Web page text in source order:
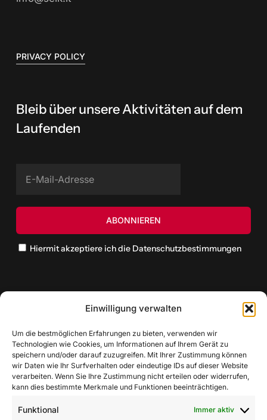
Einwilligung verwalten
Um die bestmöglichen Erfahrungen zu bieten, verwenden wir
Technologien wie Cookies, um Informationen auf Ihrem Gerät zu
speichern und/oder darauf zuzugreifen. Mit Ihrer Zustimmung können
wir Daten wie Ihr Surfverhalten oder eindeutige IDs auf dieser Website
verarbeiten. Wenn Sie Ihre Zustimmung nicht erteilen oder widerrufen,
kann dies bestimmte Merkmale und Funktionen beeinträchtigen.
Funktional Immer aktiv
PRIVACY POLICY
Bleib über unsere Aktivitäten auf dem
Laufenden
Hiermit akzeptiere ich die Datenschutzbestimmungen